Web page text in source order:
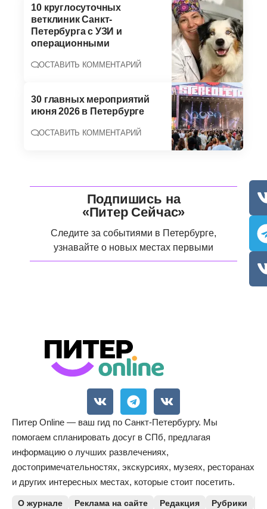
10 круглосуточных
ветклиник Санкт-
Петербурга с УЗИ и
операционными
ОСТАВИТЬ КОММЕНТАРИЙ
30 главных мероприятий
июня 2026 в Петербурге
ОСТАВИТЬ КОММЕНТАРИЙ
Подпишись на
«Питер Сейчас»
Следите за событиями в Петербурге,
узнавайте о новых местах первыми
Питер Online — ваш гид по Санкт-Петербургу. Мы
помогаем спланировать досуг в СПб, предлагая
информацию о лучших развлечениях,
достопримечательностях, экскурсиях, музеях, ресторанах
и других интересных местах, которые стоит посетить.
О журнале Реклама на сайте Редакция Рубрики